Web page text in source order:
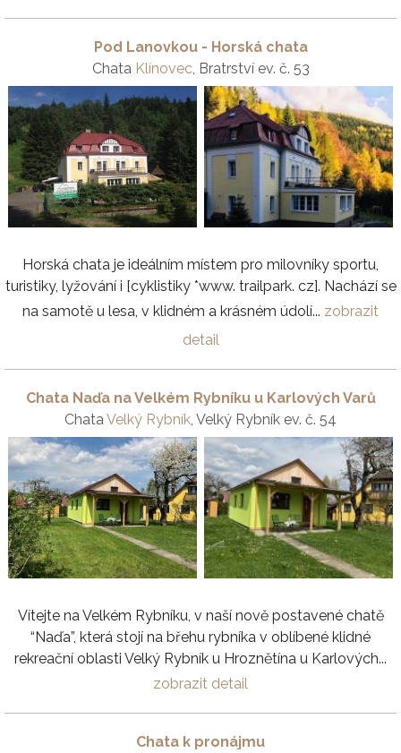
Pod Lanovkou - Horská chata
Chata Klínovec , Bratrství ev. č. 53
Horská chata je ideálním místem pro milovníky sportu,
turistiky, lyžování i [cyklistiky *www. trailpark. cz]. Nachází se
na samotě u lesa, v klidném a krásném údolí... zobrazit
detail
Chata Naďa na Velkém Rybníku u Karlových Varů
Chata Velký Rybník , Velký Rybník ev. č. 54
Vítejte na Velkém Rybníku, v naší nově postavené chatě
“Naďa”, která stojí na břehu rybníka v oblíbené klidné
rekreační oblasti Velký Rybník u Hroznětína u Karlových...
zobrazit detail
Chata k pronájmu